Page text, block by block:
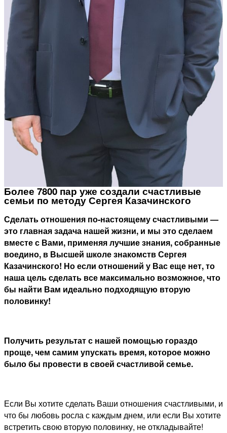
Более 7800 пар уже создали счастливые
семьи по методу Сергея Казачинского
Сделать отношения по-настоящему счастливыми —
это главная задача нашей жизни, и мы это сделаем
вместе с Вами, применяя лучшие знания, собранные
воедино, в Высшей школе знакомств Сергея
Казачинского! Но если отношений у Вас еще нет, то
наша цель сделать все максимально возможное, что
бы найти Вам идеально подходящую вторую
половинку!
Получить результат с нашей помощью гораздо
проще, чем самим упускать время, которое можно
было бы провести в своей счастливой семье.
Если Вы хотите сделать Ваши отношения счастливыми, и
что бы любовь росла с каждым днем, или если Вы хотите
встретить свою вторую половинку, не откладывайте!